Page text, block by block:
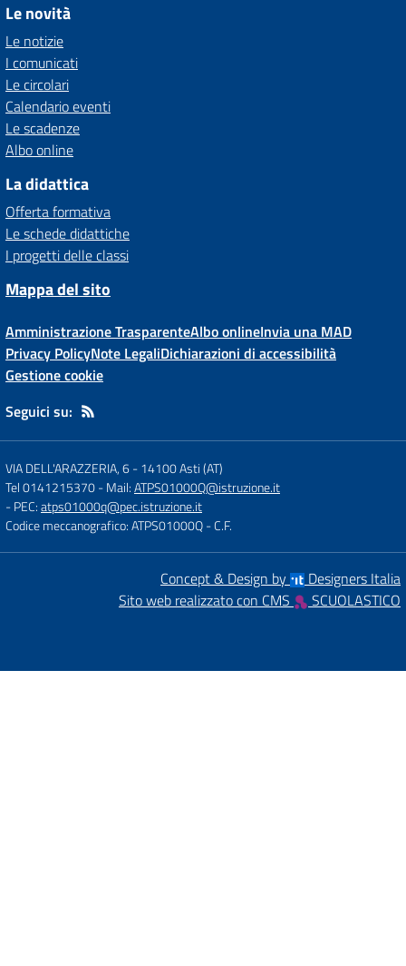
Le novità
Le notizie
I comunicati
Le circolari
Calendario eventi
Le scadenze
Albo online
La didattica
Offerta formativa
Le schede didattiche
I progetti delle classi
Mappa del sito
Amministrazione TrasparenteAlbo onlineInvia una MAD
Privacy PolicyNote LegaliDichiarazioni di accessibilità
Gestione cookie
Seguici su:
VIA DELL'ARAZZERIA, 6-14100 Asti (AT)
Tel 0141215370- Mail:ATPS01000Q@istruzione.it
- PEC:atps01000q@pec.istruzione.it
Codice meccanografico: ATPS01000Q- C.F.
Concept & Design by
Designers Italia
Sito web realizzato con CMS
SCUOLASTICO